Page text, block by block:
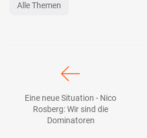
Alle Themen
Eine neue Situation - Nico
Rosberg: Wir sind die
Dominatoren